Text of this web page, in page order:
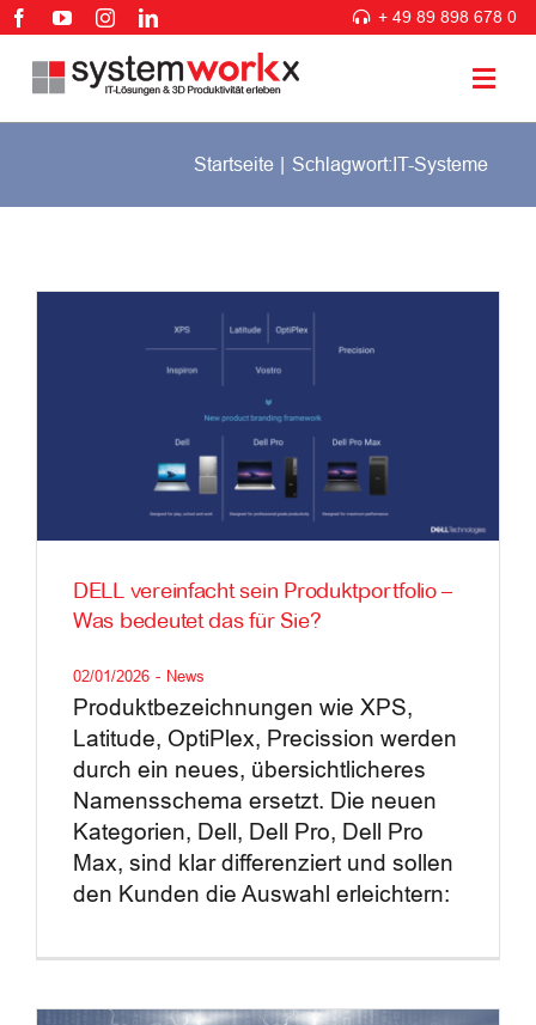
Zum
springen
+ 49 89 898 678 0
Beratung & Services
Startseite Schlagwort: IT-Systeme
DELL vereinfacht sein Produktportfolio –
Was bedeutet das für Sie?
02/01/2026 - News
Produktbezeichnungen wie XPS,
Latitude, OptiPlex, Precission werden
durch ein neues, übersichtlicheres
Namensschema ersetzt. Die neuen
Kategorien, Dell, Dell Pro, Dell Pro
Max, sind klar differenziert und sollen
den Kunden die Auswahl erleichtern: